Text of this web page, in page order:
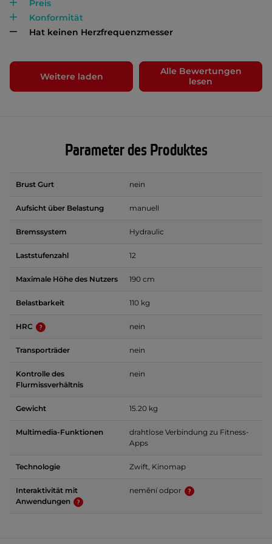
Preis
Konformität
Hat keinen Herzfrequenzmesser
Weitere laden
Alle Bewertungen
lesen
Parameter des Produktes
Brust Gurt nein
Aufsicht über Belastung manuell
Bremssystem Hydraulic
Laststufenzahl 12
Maximale Höhe des Nutzers 190 cm
Belastbarkeit 110 kg
HRC nein
Transporträder nein
Kontrolle des
Flurmissverhältnis
nein
Gewicht 15.20 kg
Multimedia-Funktionen
drahtlose Verbindung zu Fitness-
Apps
Technologie Zwift, Kinomap
Interaktivität mit
Anwendungen
nemění odpor